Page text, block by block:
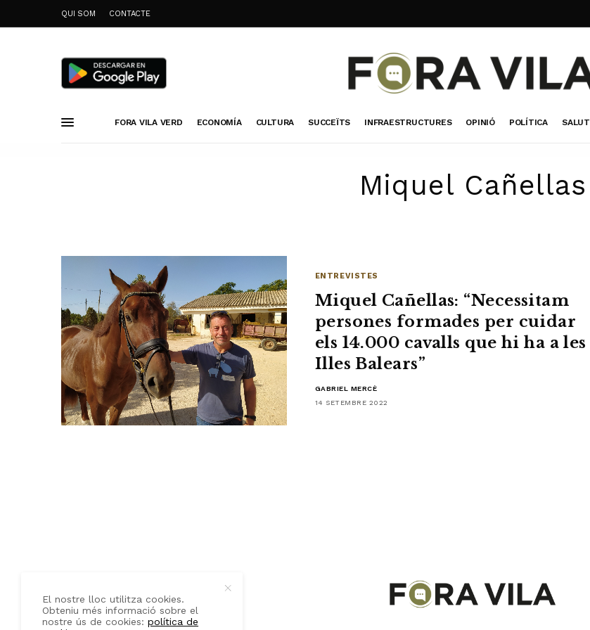
QUI SOM CONTACTE
FORA VILA VERD ECONOMÍA CULTURA SUCCEÏTS INFRAESTRUCTURES OPINIÓ POLÍTICA SALUT
Miquel Cañellas
ENTREVISTES
Miquel Cañellas: “Necessitam
persones formades per cuidar
els 14.000 cavalls que hi ha a les
Illes Balears”
GABRIEL MERCÈ
14 SETEMBRE 2022
QUI SOM CONTACTE
El nostre lloc utilitza cookies.
Obteniu més informació sobre el
nostre ús de cookies:política de